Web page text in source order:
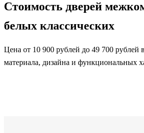
Стоимость дверей
белых классических
Цена от 10 900 рублей до 49 700 рублей
материала, дизайна и функциональных